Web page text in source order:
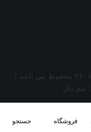
: تیم دال
فروشگاه جستجو